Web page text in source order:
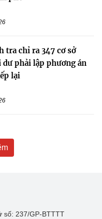
tra chỉ ra 347 cơ sở
dư phải lập phương án
lại
số: 237/GP-BTTTT